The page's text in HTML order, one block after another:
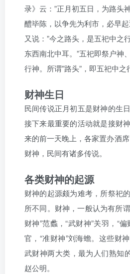
录》云：”正月初五日，为路头
醴毕陈，以争先为利市，必早
又说：”今之路头，是五祀中之
东西南北中耳。”五祀即祭户神
行神。所谓”路头”，即五祀中之
财神生日
民间传说正月初五是财神的生
接下来最重要的活动就是接财
来的前一天晚上，各家置办酒
财神，民间有诸多传说。
各类财神的起源
财神的起源颇为难考，所祭祀
所不同。财神，一般认为有所
财神”范蠡，“武财神”关羽，“
官，“准财神”刘海蟾。这些财
武财神两大类，最为人们熟知
赵公明。